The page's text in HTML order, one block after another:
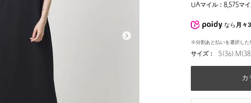
UAマイル： 8,575マ
なら 月々
※分割あと払いを選択した
サイズ： S(36)
カ